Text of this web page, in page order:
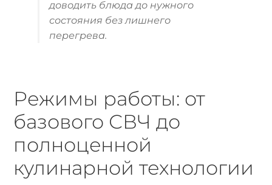
доводить блюда до нужного
состояния без лишнего
перегрева.
Режимы работы: от
базового СВЧ до
полноценной
кулинарной технологии